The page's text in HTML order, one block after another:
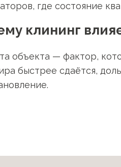
где состояние
клининг
объекта — фактор,
быстрее сдаётся,